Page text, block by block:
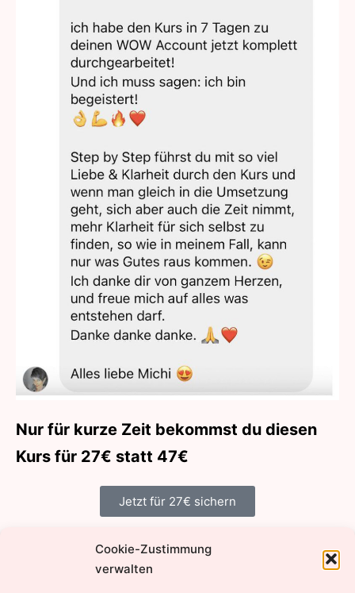
Cookie-Zustimmung
verwalten
Nur für kurze Zeit bekommst du diesen
Kurs für 27€ statt 47€
Jetzt für 27€ sichern